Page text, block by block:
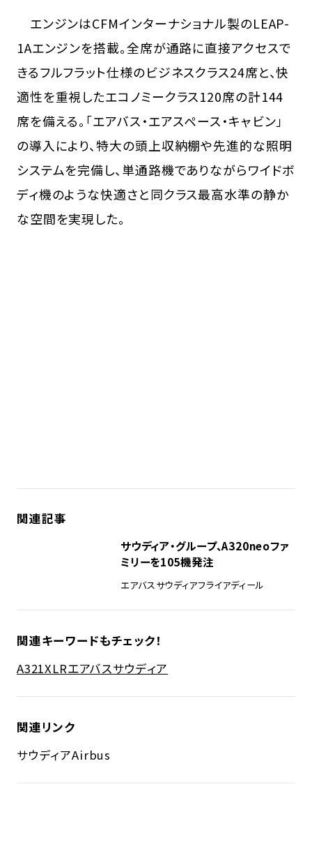
エンジンはCFMインターナショナル製のLEAP-
1Aエンジンを搭載。全席が通路に直接アクセスで
きるフルフラット仕様のビジネスクラス24席と、快
適性を重視したエコノミークラス120席の計144
席を備える。「エアバス・エアスペース・キャビン」
の導入により、特大の頭上収納棚や先進的な照明
システムを完備し、単通路機でありながらワイドボ
ディ機のような快適さと同クラス最高水準の静か
な空間を実現した。
関連記事
サウディア・グループ、A320neoファ
ミリーを105機発注
エアバスサウディアフライアディール
関連キーワードもチェック！
A321XLRエアバスサウディア
関連リンク
サウディアAirbus